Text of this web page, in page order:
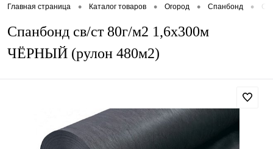
Главная страница • Каталог товаров • Огород • Спанбонд •
Спанбонд св/ст 80г/м2 1,6х300м
ЧЁРНЫЙ (рулон 480м2)